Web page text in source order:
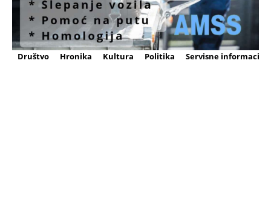
Društvo Hronika Kultura Politika Servisne informacije